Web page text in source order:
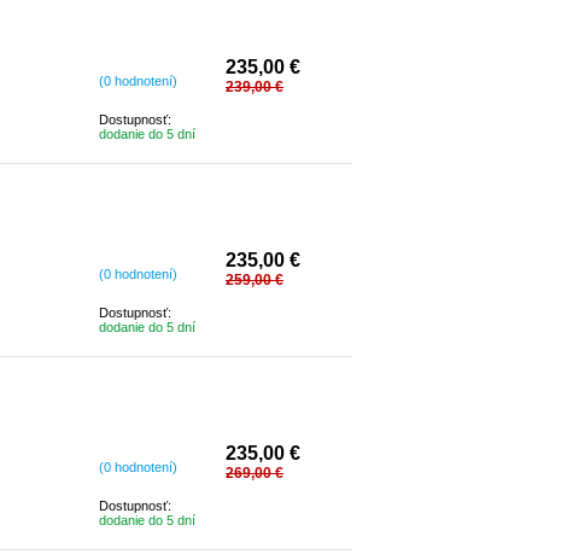
(0 hodnotení)
Dostupnosť:
dodanie do 5 dní
235,00 €
239,00 €
(0 hodnotení)
Dostupnosť:
dodanie do 5 dní
235,00 €
259,00 €
(0 hodnotení)
Dostupnosť:
dodanie do 5 dní
235,00 €
269,00 €